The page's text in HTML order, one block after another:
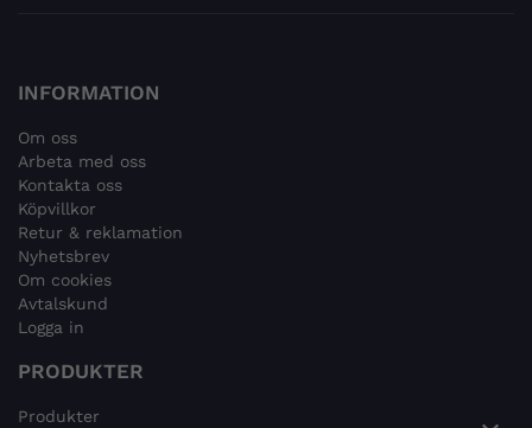
INFORMATION
Om oss
Arbeta med oss
Kontakta oss
Köpvillkor
Retur & reklamation
Nyhetsbrev
Om cookies
Avtalskund
Logga in
PRODUKTER
Produkter